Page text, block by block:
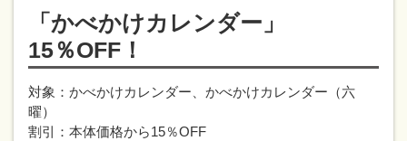
「かべかけカレンダー」
15％OFF！
対象：かべかけカレンダー、かべかけカレンダー（六
曜）
割引：本体価格から15％OFF